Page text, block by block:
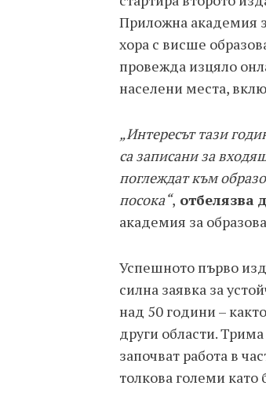
Приложна академия
хора с висше
провежда изцяло
населени места,
„Интересът тази
са записани за
поглеждат към
посока“, отбелязва
академия за
Успешното първо
силна заявка за
над 50 години –
други области.
започват работа в
толкова големи